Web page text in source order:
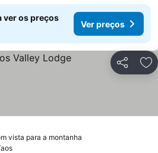
ver os preços
Ver preços
Partilhar
vista para a montanha